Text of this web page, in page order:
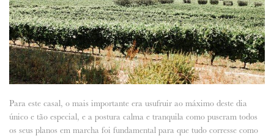
Para este casal, o mais importante era usufruir ao máximo deste dia
único e tão especial, e a postura calma e tranquila como puseram todos
os seus planos em marcha foi fundamental para que tudo corresse como